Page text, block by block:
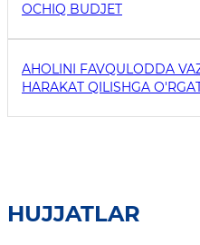
OCHIQ BUDJET
AHOLINI FAVQULODDA
HARAKAT QILISHGA
HUJJATLAR